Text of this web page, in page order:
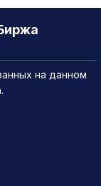
на данном